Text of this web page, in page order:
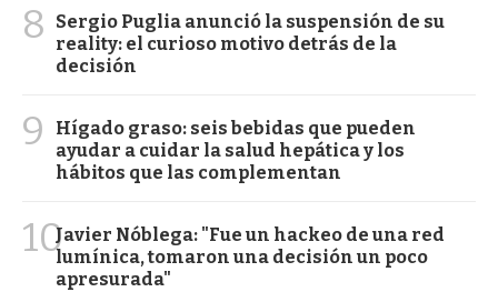
8
Sergio Puglia anunció la suspensión de su
reality: el curioso motivo detrás de la
decisión
9
Hígado graso: seis bebidas que pueden
ayudar a cuidar la salud hepática y los
hábitos que las complementan
10Javier Nóblega: "Fue un hackeo de una red
lumínica, tomaron una decisión un poco
apresurada"